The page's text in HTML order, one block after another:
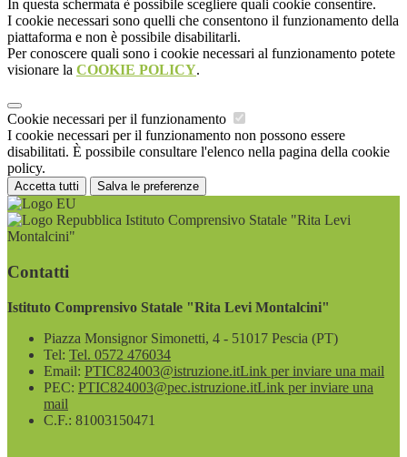
In questa schermata è possibile scegliere quali cookie consentire.
I cookie necessari sono quelli che consentono il funzionamento della
piattaforma e non è possibile disabilitarli.
Per conoscere quali sono i cookie necessari al funzionamento potete
visionare la COOKIE POLICY.
Cookie necessari per il funzionamento
I cookie necessari per il funzionamento non possono essere
disabilitati. È possibile consultare l'elenco nella pagina della cookie
policy.
Accetta tutti Salva le preferenze
Istituto Comprensivo Statale "Rita Levi
Montalcini"
Contatti
Istituto Comprensivo Statale "Rita Levi Montalcini"
Piazza Monsignor Simonetti, 4 - 51017 Pescia (PT)
Tel: Tel. 0572 476034
Email: PTIC824003@istruzione.itLink per inviare una mail
PEC: PTIC824003@pec.istruzione.itLink per inviare una
mail
C.F.: 81003150471